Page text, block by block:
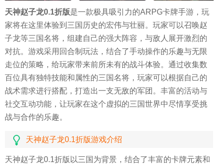
天神赵子龙0.1折版是一款极具吸引力的ARPG卡牌手游，玩
家将在这里体验到三国历史的宏伟与壮丽。玩家可以召唤赵
子龙等三国名将，组建自己的强大阵容，与敌人展开激烈的
对抗。游戏采用回合制玩法，结合了手动操作的乐趣与无限
走位的策略，给玩家带来前所未有的战斗体验。通过收集数
百位具有独特技能和属性的三国名将，玩家可以根据自己的
战术需求进行搭配，打造出一支无敌的军团。丰富的活动与
社交互动功能，让玩家在这个虚拟的三国世界中尽情享受挑
战与合作的乐趣。
天神赵子龙0.1折版游戏介绍
天神赵子龙0.1折版以三国为背景，结合了丰富的卡牌元素和